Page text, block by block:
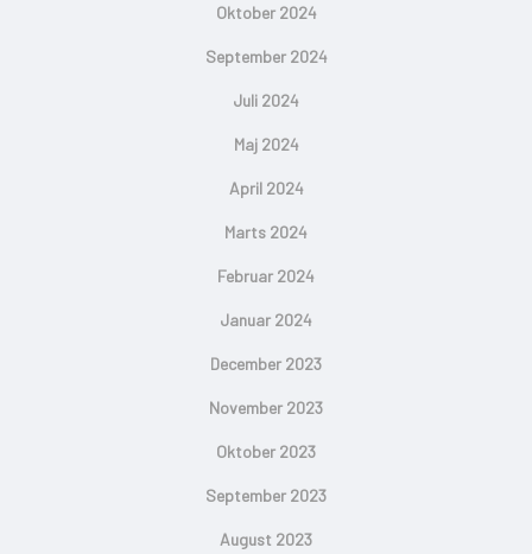
Oktober 2024
September 2024
Juli 2024
Maj 2024
April 2024
Marts 2024
Februar 2024
Januar 2024
December 2023
November 2023
Oktober 2023
September 2023
August 2023